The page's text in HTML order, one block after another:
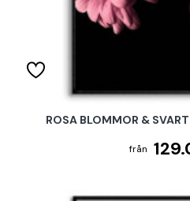
ROSA BLOMMOR &